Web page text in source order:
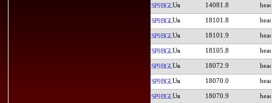
SP9BGL 14081.8
SP9BGL 18101.8
SP9BGL 18101.9
SP9BGL 18105.8
SP9BGL 18072.9
SP9BGL 18070.0
SP9BGL 18070.9